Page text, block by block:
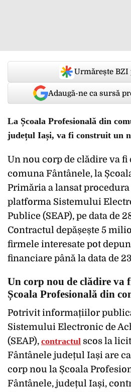
Urmărește BZI
Adaugă-ne ca sursă
La Școala Profesională din
județul Iași, va fi construit un
Un nou corp de clădire va
comuna Fântânele, la
Primăria a lansat
platforma Sistemului
Publice (SEAP), pe data de
Contractul depășește 5
firmele interesate pot
financiare până la data de
Un corp nou de clădire va
Școala Profesională din
Potrivit informațiilor
Sistemului Electronic de
(SEAP), contractul scos la
Fântânele județul Iași are
corp nou la Școala
Fântânele, județul Iași,